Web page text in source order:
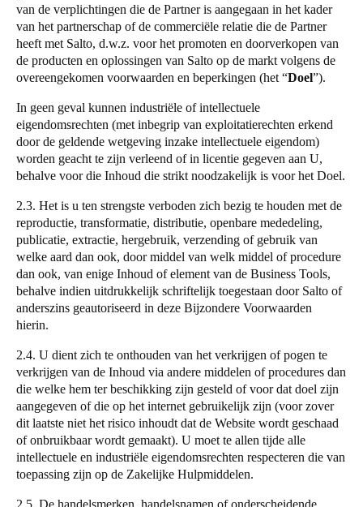
van de verplichtingen die de Partner is aangegaan in het kader
van het partnerschap of de commerciële relatie die de Partner
heeft met Salto, d.w.z. voor het promoten en doorverkopen van
de producten en oplossingen van Salto op de markt volgens de
overeengekomen voorwaarden en beperkingen (het “Doel”).
In geen geval kunnen industriële of intellectuele
eigendomsrechten (met inbegrip van exploitatierechten erkend
door de geldende wetgeving inzake intellectuele eigendom)
worden geacht te zijn verleend of in licentie gegeven aan U,
behalve voor die Inhoud die strikt noodzakelijk is voor het Doel.
2.3. Het is u ten strengste verboden zich bezig te houden met de
reproductie, transformatie, distributie, openbare mededeling,
publicatie, extractie, hergebruik, verzending of gebruik van
welke aard dan ook, door middel van welk middel of procedure
dan ook, van enige Inhoud of element van de Business Tools,
behalve indien uitdrukkelijk schriftelijk toegestaan door Salto of
anderszins geautoriseerd in deze Bijzondere Voorwaarden
hierin.
2.4. U dient zich te onthouden van het verkrijgen of pogen te
verkrijgen van de Inhoud via andere middelen of procedures dan
die welke hem ter beschikking zijn gesteld of voor dat doel zijn
aangegeven of die op het internet gebruikelijk zijn (voor zover
dit laatste niet het risico inhoudt dat de Website wordt geschaad
of onbruikbaar wordt gemaakt). U moet te allen tijde alle
intellectuele en industriële eigendomsrechten respecteren die van
toepassing zijn op de Zakelijke Hulpmiddelen.
2.5. De handelsmerken, handelsnamen of onderscheidende